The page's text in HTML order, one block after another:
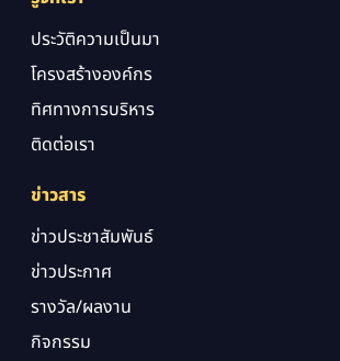
ประวัติความเป็นมา
โครงสร้างองค์กร
ทิศทางการบริหาร
ติดต่อเรา
ข่าวสาร
ข่าวประชาสัมพันธ์
ข่าวประกาศ
รางวัล/ผลงาน
กิจกรรม